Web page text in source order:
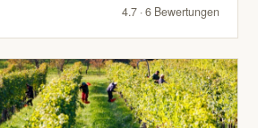
4.7 · 6 Bewertungen